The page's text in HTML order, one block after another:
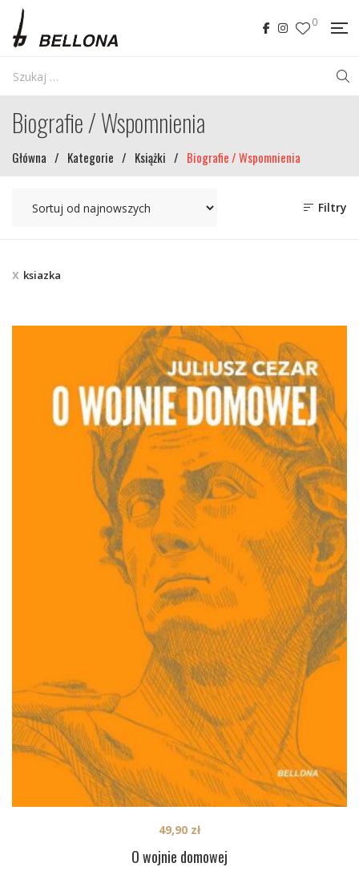
0
Biografie / Wspomnienia
Główna / Kategorie / Książki / Biografie / Wspomnienia
Filtry
ksiazka
O wojnie domowej
49,90 zł